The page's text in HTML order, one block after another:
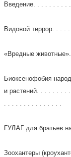
Введение. . . . . . . .
Видовой террор. . .
«Вредные
Биоксенофобия
и растений. . . . . . . .
. . . . . . . . . . . . . . .
ГУЛАГ для братьев
Зоохантеры